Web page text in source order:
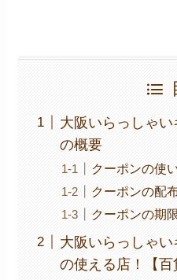
大阪いらっしゃ
の概要
クーポンの使
クーポンの配
クーポンの期
大阪いらっしゃ
の使える店！【百